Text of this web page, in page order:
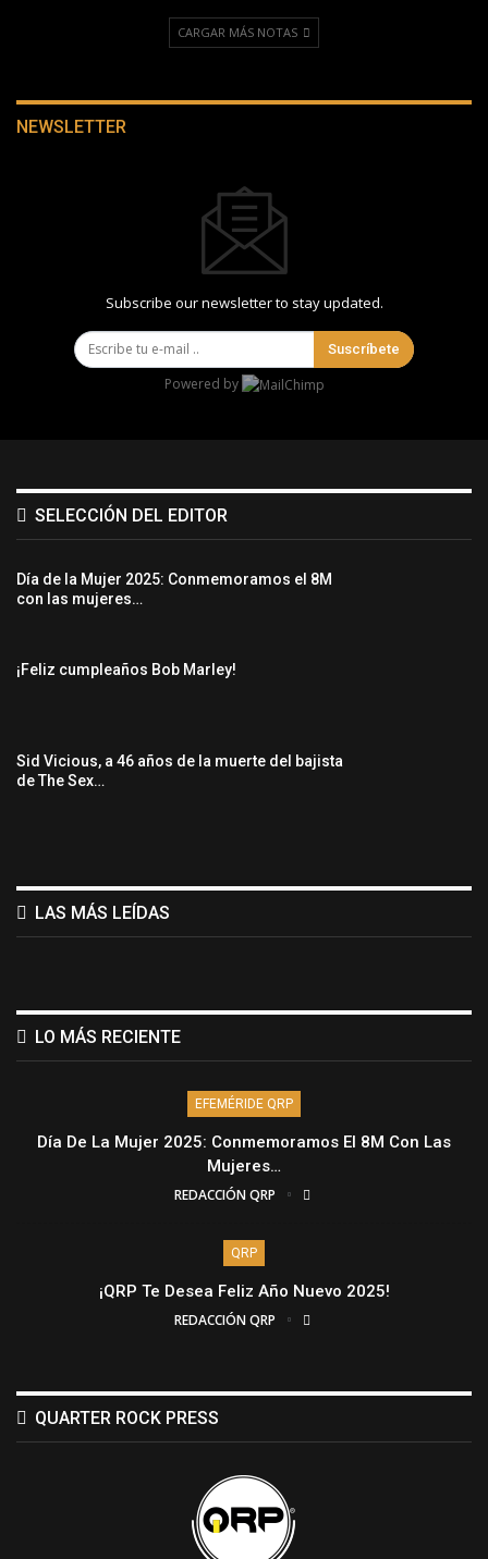
CARGAR MÁS NOTAS
NEWSLETTER
Subscribe our newsletter to stay updated.
Suscríbete
Powered by
SELECCIÓN DEL EDITOR
Día de la Mujer 2025: Conmemoramos el 8M
con las mujeres…
¡Feliz cumpleaños Bob Marley!
Sid Vicious, a 46 años de la muerte del bajista
de The Sex…
LAS MÁS LEÍDAS
LO MÁS RECIENTE
EFEMÉRIDE QRP
Día De La Mujer 2025: Conmemoramos El 8M Con Las
Mujeres…
REDACCIÓN QRP
QRP
¡QRP Te Desea Feliz Año Nuevo 2025!
REDACCIÓN QRP
QUARTER ROCK PRESS